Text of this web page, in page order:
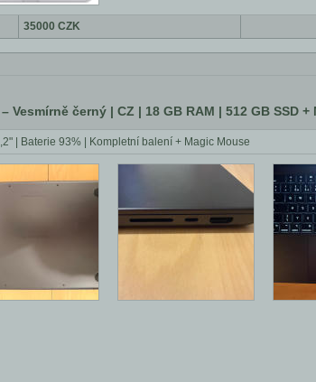
35000 CZK
Vesmírně černý | CZ | 18 GB RAM | 512 GB SSD
| Baterie 93% | Kompletní balení + Magic Mouse